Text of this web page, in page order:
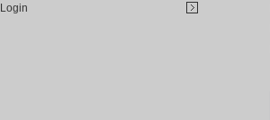
Login